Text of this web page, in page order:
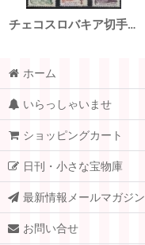
チェコスロバキア切手 1961年 農産物 テンサイ コーヒー 6種
ホーム
いらっしゃいませ
ショッピングカート
日刊・小さな宝物庫
最新情報メールマガジン
お問い合せ